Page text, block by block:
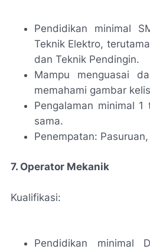
Pendidikan minimal
Teknik Elektro,
dan Teknik Pendingin.
Mampu menguasai
memahami gambar
Pengalaman minimal
sama.
Penempatan:
7. Operator Mekanik
Kualifikasi:
Pendidikan minimal